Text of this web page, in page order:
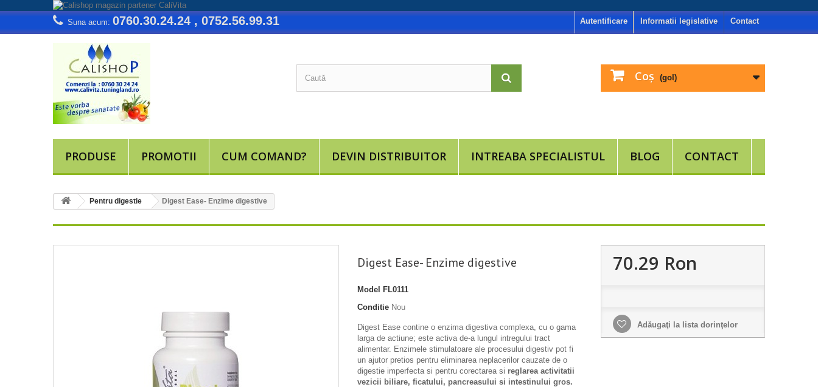
Contact
Informatii legislative
Suna acum: 0760.30.24.24 , 0752.56.99.31 Autentificare
Coş (gol)
PRODUSE PROMOTII CUM COMAND? DEVIN DISTRIBUITOR INTREABA SPECIALISTUL BLOG CONTACT
Pentru digestie Digest Ease- Enzime digestive
Digest Ease- Enzime digestive
Model
FL0111
Conditie Nou
Digest Ease contine o enzima digestiva complexa, cu o gama
larga de actiune; este activa de-a lungul intregului tract
alimentar. Enzimele stimulatoare ale procesului digestiv pot fi
un ajutor pretios pentru eliminarea neplacerilor cauzate de o
digestie imperfecta si pentru corectarea si reglarea activitatii
vezicii biliare, ficatului, pancreasului si intestinului gros.
70.29 Ron
Adăugaţi la lista dorinţelor